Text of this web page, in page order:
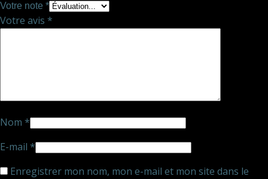
Votre note *
Votre avis *
Nom *
E-mail *
Enregistrer mon nom, mon e-mail et mon site dans le